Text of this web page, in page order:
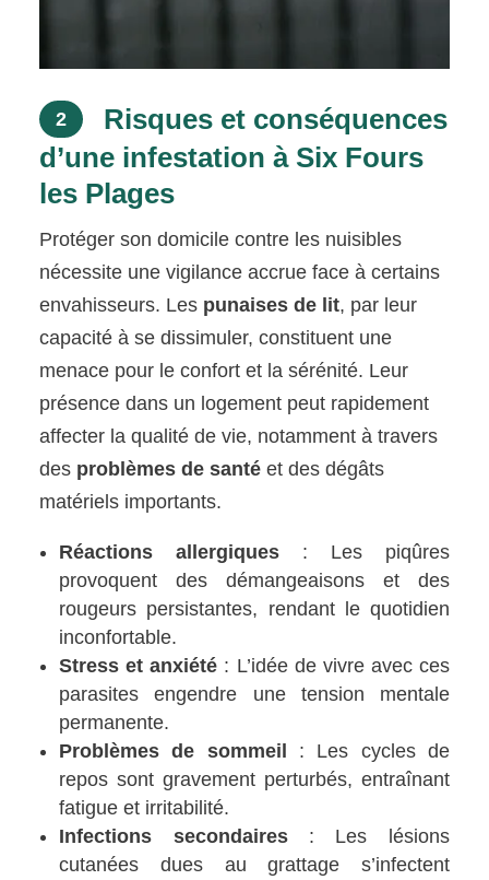
2
Risques et conséquences
d’une infestation à Six Fours
les Plages
Protéger son domicile contre les nuisibles
nécessite une vigilance accrue face à certains
envahisseurs. Les punaises de lit, par leur
capacité à se dissimuler, constituent une
menace pour le confort et la sérénité. Leur
présence dans un logement peut rapidement
affecter la qualité de vie, notamment à travers
des problèmes de santé et des dégâts
matériels importants.
Réactions allergiques : Les piqûres
provoquent des démangeaisons et des
rougeurs persistantes, rendant le quotidien
inconfortable.
Stress et anxiété : L’idée de vivre avec ces
parasites engendre une tension mentale
permanente.
Problèmes de sommeil
: Les cycles de
repos sont gravement perturbés, entraînant
fatigue et irritabilité.
Infections secondaires: Les lésions
cutanées dues au grattage s’infectent